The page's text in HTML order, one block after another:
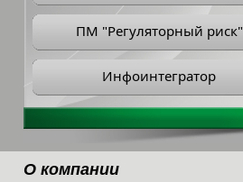
ПМ "Регуляторный риск"
Инфоинтегратор
О компании